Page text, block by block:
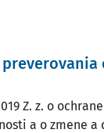
Z. z. o
a o zmene a